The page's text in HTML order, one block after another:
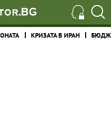
КРИЗАТА В ИРАН